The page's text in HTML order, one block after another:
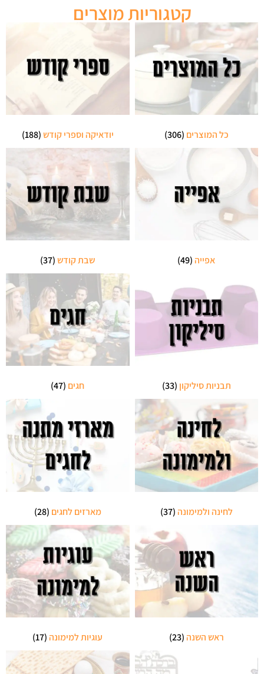
קטגוריות מוצרים
כל המוצרים (306) יודאיקה וספרי קודש(188)
אפייה(49) שבת קודש(37)
תבניות סיליקון (33) חגים (47)
לחינה ולמימונה(37) מארזים לחגים (28)
ראש השנה(23) עוגיות למימונה(17)